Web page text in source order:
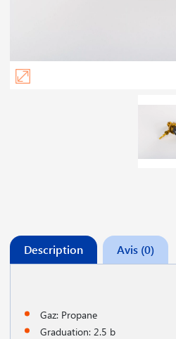
Description Avis (0)
Gaz: Propane
Graduation: 2.5 b